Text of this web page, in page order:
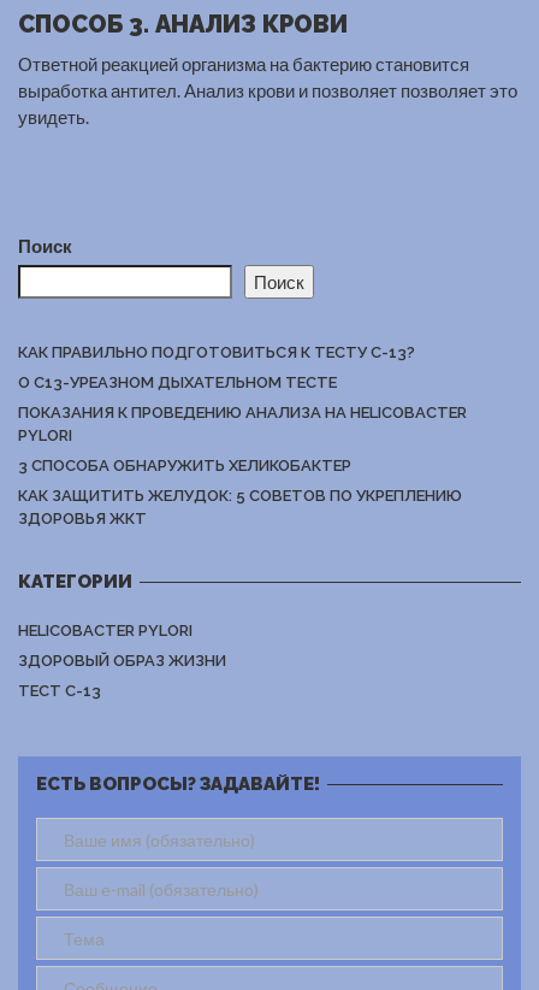
СПОСОБ 3. АНАЛИЗ КРОВИ
Ответной реакцией организма на бактерию становится
выработка антител. Анализ крови и позволяет позволяет это
увидеть.
Поиск
Поиск
КАК ПРАВИЛЬНО ПОДГОТОВИТЬСЯ К ТЕСТУ С-13?
О С13-УРЕАЗНОМ ДЫХАТЕЛЬНОМ ТЕСТЕ
ПОКАЗАНИЯ К ПРОВЕДЕНИЮ АНАЛИЗА НА HELICOBACTER
PYLORI
3 СПОСОБА ОБНАРУЖИТЬ ХЕЛИКОБАКТЕР
КАК ЗАЩИТИТЬ ЖЕЛУДОК: 5 СОВЕТОВ ПО УКРЕПЛЕНИЮ
ЗДОРОВЬЯ ЖКТ
КАТЕГОРИИ
HELICOBACTER PYLORI
ЗДОРОВЫЙ ОБРАЗ ЖИЗНИ
ТЕСТ C-13
ЕСТЬ ВОПРОСЫ? ЗАДАВАЙТЕ!